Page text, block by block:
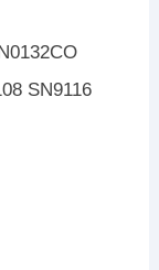
SN9116